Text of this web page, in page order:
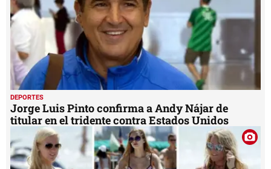
DEPORTES
Jorge Luis Pinto confirma a Andy Nájar de
titular en el tridente contra Estados Unidos